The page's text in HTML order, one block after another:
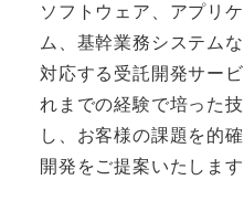
ソフトウェア、アプリ
ム、基幹業務システム
対応する受託開発サー
れまでの経験で培った
し、お客様の課題を的
開発をご提案いたします